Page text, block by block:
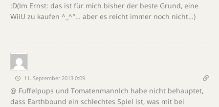
:D(Im Ernst: das ist für mich bisher der beste Grund, eine
WiiU zu kaufen ^_^°… aber es reicht immer noch nicht…)
11. September 2013 0:09
@ Fuffelpups und TomatenmannIch habe nicht behauptet,
dass Earthbound ein schlechtes Spiel ist, was mit bei